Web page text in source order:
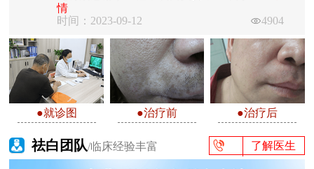
情
时间：2023-09-12
4904
●就诊图 ●治疗前 ●治疗后
祛白团队/临床经验丰富 了解医生